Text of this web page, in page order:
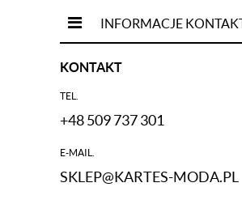
INFORMACJE
KONTAKT
TEL.
+48 509 737 301
E-MAIL.
SKLEP@KARTES-MODA.PL